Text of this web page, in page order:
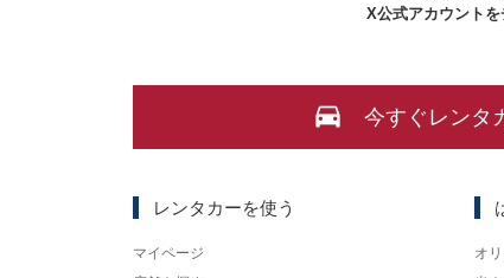
X公式アカウントを
今すぐレンタ
レンタカーを使う
マイページ
オ